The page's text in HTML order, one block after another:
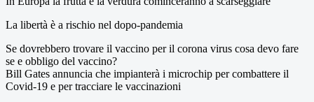
La libertà è a rischio nel dopo-pandemia
Se dovrebbero trovare il vaccino per il corona virus cosa devo fare
se e obbligo del vaccino?
Bill Gates annuncia che impianterà i microchip per combattere il
Covid-19 e per tracciare le vaccinazioni